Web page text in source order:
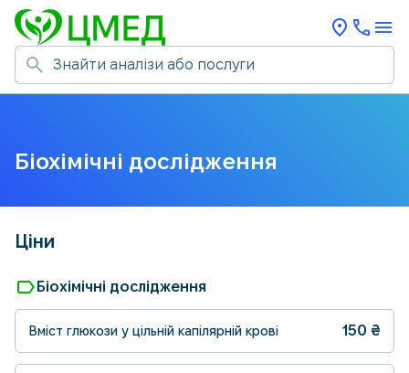
Біохімічні дослідження
Ціни
label Біохімічні дослідження
Вміст глюкози у цільній капілярній крові 150 ₴